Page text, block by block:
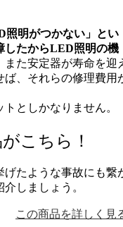
照明がつかない」とい
したからLED照明の機
また安定器が寿命を迎
ば、それらの修理費用
としかなりません。
こちら！
げたような事故にも繋
しましょう。
この商品を詳しく見